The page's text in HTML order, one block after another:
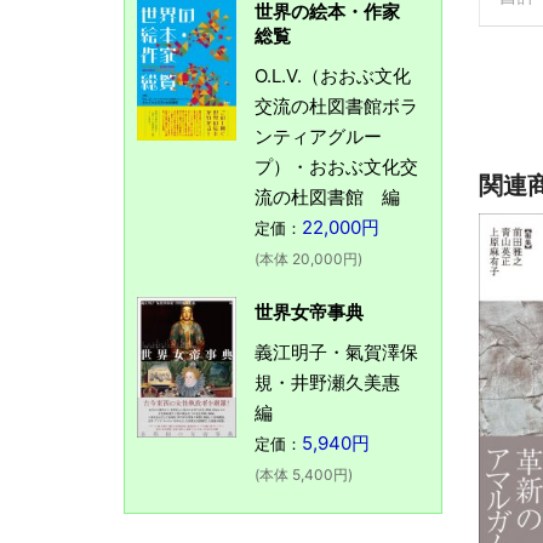
関連
世界の絵本・作家
総覧
O.L.V.（おおぶ文化
交流の杜図書館ボラ
ンティアグルー
プ）・おおぶ文化交
流の杜図書館 編
定価： 22,000円
(本体 20,000円)
世界女帝事典
義江明子・氣賀澤保
規・井野瀬久美惠
編
定価： 5,940円
(本体 5,400円)